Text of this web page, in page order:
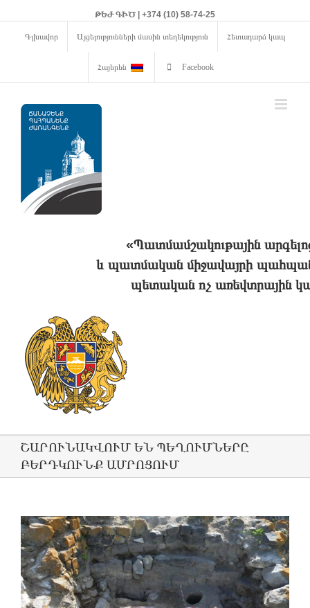
ԹԵԺ ԳԻԾ | +374 (10) 58-74-25
Գլխավոր Այցելությունների մասին տեղեկություն Հետադարձ կապ
Հայերեն Facebook
«Պատմամշակութային
և պատմական միջավայրի
պետական ոչ առեվտրային
ՇԱՐՈՒՆԱԿՎՈՒՄ ԵՆ ՊԵՂՈՒՄՆԵՐԸ
ԲԵՐԴԿՈՒՆՔ ԱՄՐՈՑՈՒՄ
View
Larger
Image